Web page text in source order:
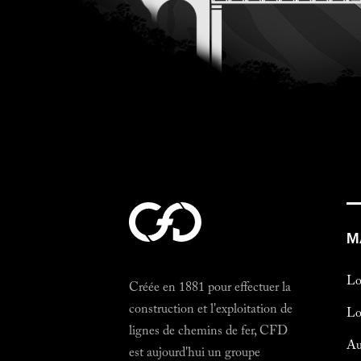
Créée en 1881 pour effectuer la
construction et l'exploitation de
lignes de chemins de fer, CFD
est aujourd'hui un groupe